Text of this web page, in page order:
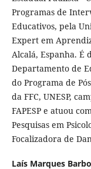
Programas de
Educativos, pela
Expert em
Alcalá, Espanha. É
Departamento de
do Programa de
da FFC, UNESP,
FAPESP e atuou
Pesquisas em
Focalizadora de
Laís Marques